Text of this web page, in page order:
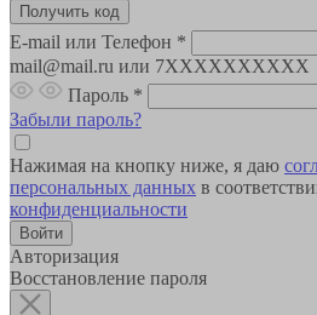
E-mail или Телефон *
mail@mail.ru или 7XXXXXXXXXX
Пароль *
Забыли пароль?
Нажимая на кнопку ниже, я даю
персональных данных в
конфиденциальности
Авторизация
Восстановление пароля